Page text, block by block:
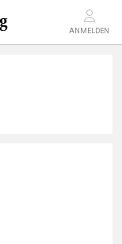
ANMELDEN